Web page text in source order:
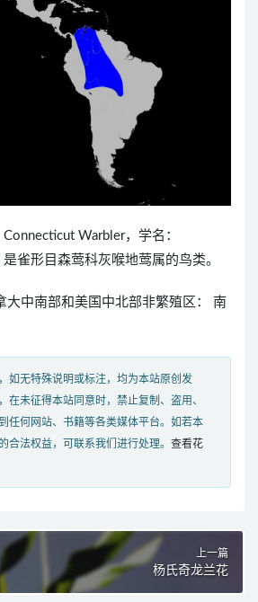
Warbler，学名：
雀形目森莺科灰喉地莺属的鸟类。
大中南部和美国中北部非繁殖区： 南
如无特殊说明或标注，均为本站原创发
在未征得本站同意时，禁止复制、盗用、
任何网站、书籍等各类媒体平台。如若本
合法权益，可联系我们进行处理。 查看花
上一篇
杨氏奇龙兰花